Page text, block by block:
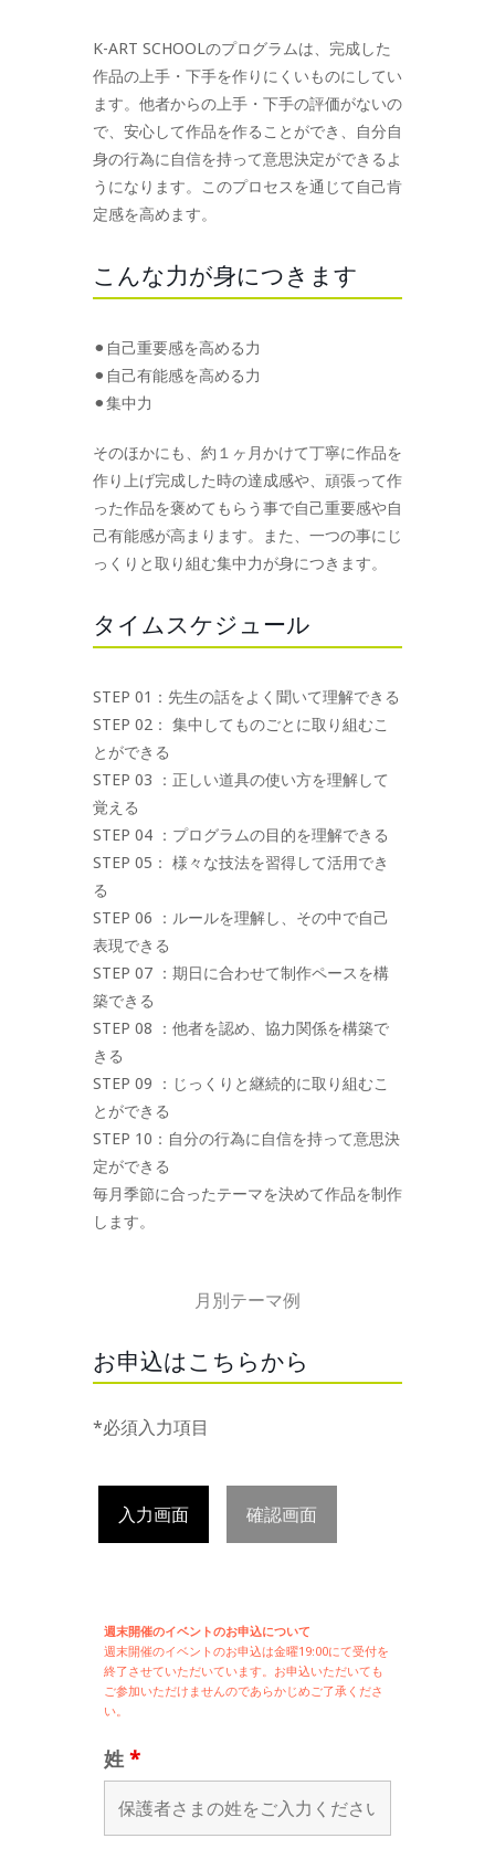
K-ART SCHOOLのプログラムは、完成した
作品の上手・下手を作りにくいものにしてい
ます。他者からの上手・下手の評価がないの
で、安心して作品を作ることができ、自分自
身の行為に自信を持って意思決定ができるよ
うになります。このプロセスを通じて自己肯
定感を高めます。
こんな力が身につきます
⚫︎自己重要感を高める力
⚫︎自己有能感を高める力
⚫︎集中力
そのほかにも、約１ヶ月かけて丁寧に作品を
作り上げ完成した時の達成感や、頑張って作
った作品を褒めてもらう事で自己重要感や自
己有能感が高まります。また、一つの事にじ
っくりと取り組む集中力が身につきます。
タイムスケジュール
STEP 01：先生の話をよく聞いて理解できる
STEP 02： 集中してものごとに取り組むこ
とができる
STEP 03 ：正しい道具の使い方を理解して
覚える
STEP 04 ：プログラムの目的を理解できる
STEP 05： 様々な技法を習得して活用でき
る
STEP 06 ：ルールを理解し、その中で自己
表現できる
STEP 07 ：期日に合わせて制作ペースを構
築できる
STEP 08 ：他者を認め、協力関係を構築で
きる
STEP 09 ：じっくりと継続的に取り組むこ
とができる
STEP 10：自分の行為に自信を持って意思決
定ができる
毎月季節に合ったテーマを決めて作品を制作
します。
月別テーマ例
お申込はこちらから
*必須入力項目
入力画面 確認画面
週末開催のイベントのお申込について
週末開催のイベントのお申込は金曜19:00にて受付を
終了させていただいています。お申込いただいても
ご参加いただけませんのであらかじめご了承くださ
い。
姓 *